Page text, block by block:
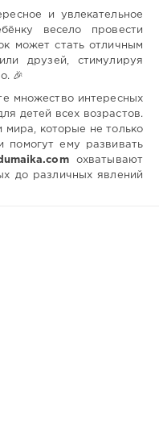
и увлекательное
весело провести
может стать отличным
друзей, стимулируя
🎉
множество интересных
детей всех возрастов.
мира, которые не только
помогут ему развивать
охватывают
до различных явлений